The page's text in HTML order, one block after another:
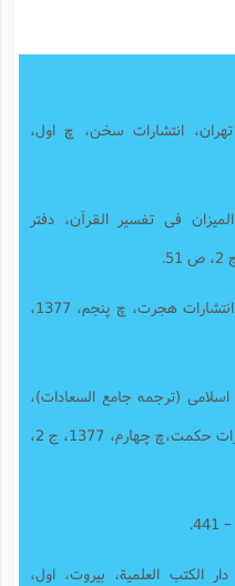
انتشارات سخن، چ اول،
فى تفسیر القرآن، دفتر
. نراقى، ملا احمد؛ معراج السعادة، انتشارات هجرت، چ پنجم، 1377،
(ترجمه جامع السعادات)،
ترجمه‌ی سیدجلال الدین مجتبوی، انتشارات حکمت،چ چهارم، 1377، ج 2،
العلمیة، بیروت، اول،